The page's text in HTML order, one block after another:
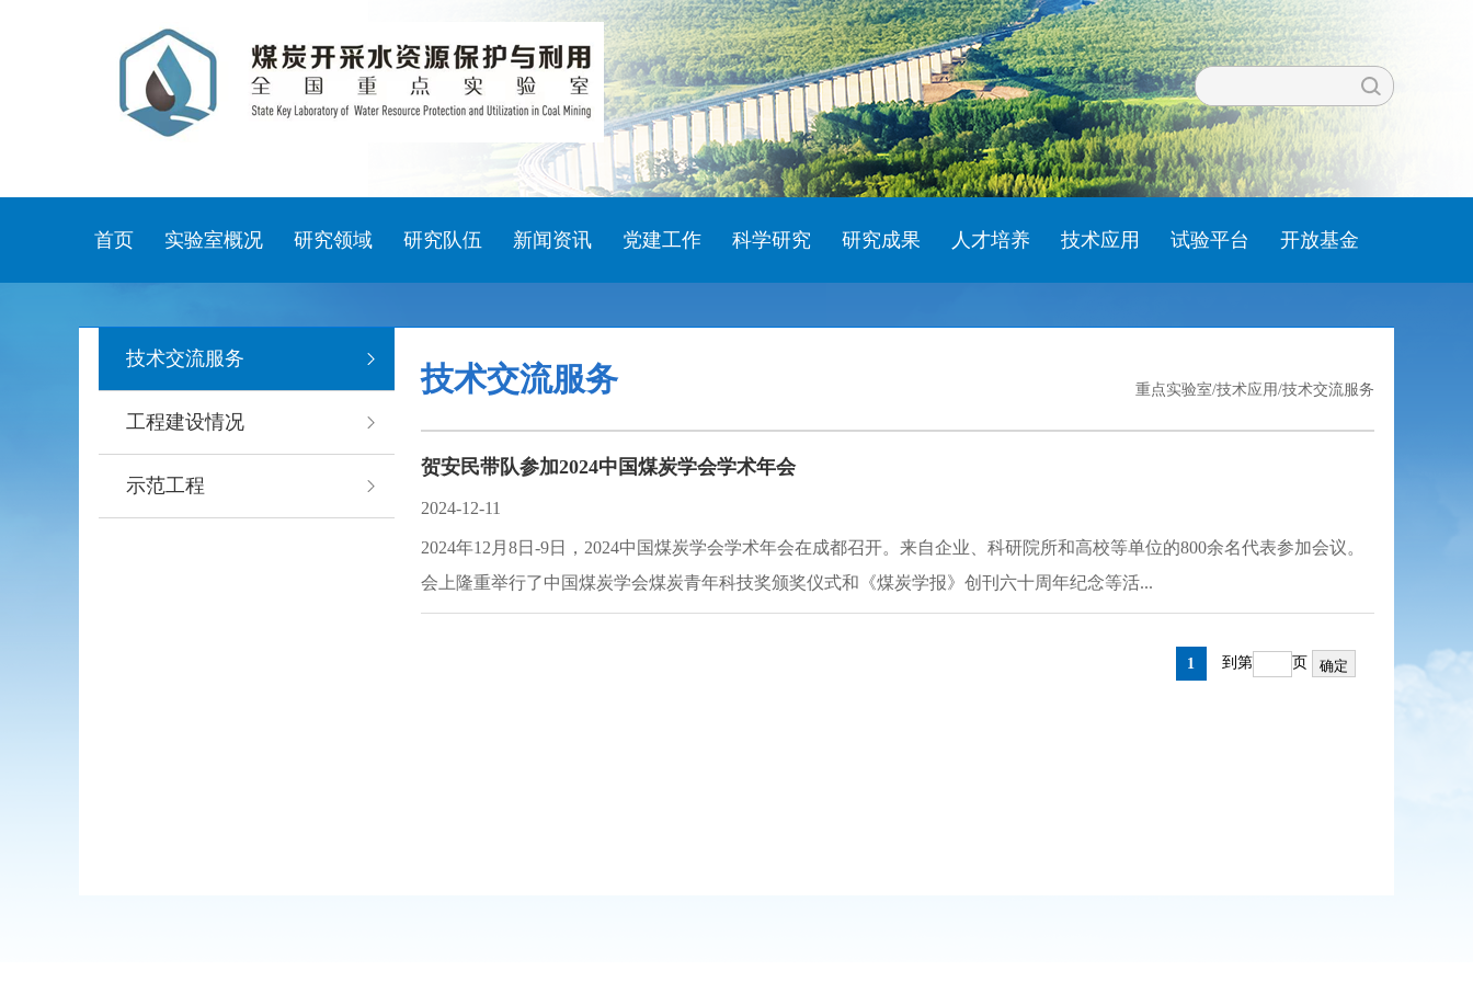
首页 实验室概况 研究领域 研究队伍 新闻资讯 党建工作 科学研究 研究成果 人才培养 技术应用 试验平台 开放基金
技术交流服务
工程建设情况
示范工程
技术交流服务 重点实验室/技术应用/技术交流服务
贺安民带队参加2024中国煤炭学会学术年会
2024-12-11
2024年12月8日-9日，2024中国煤炭学会学术年会在成都召开。来自企业、科研院所和高校等单位的800余名代表参加会议。
会上隆重举行了中国煤炭学会煤炭青年科技奖颁奖仪式和《煤炭学报》创刊六十周年纪念等活...
1 到第 页